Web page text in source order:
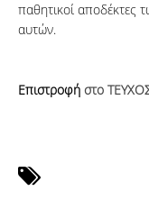
παθητικοί αποδέκτες
αυτών.
Επιστροφή στο